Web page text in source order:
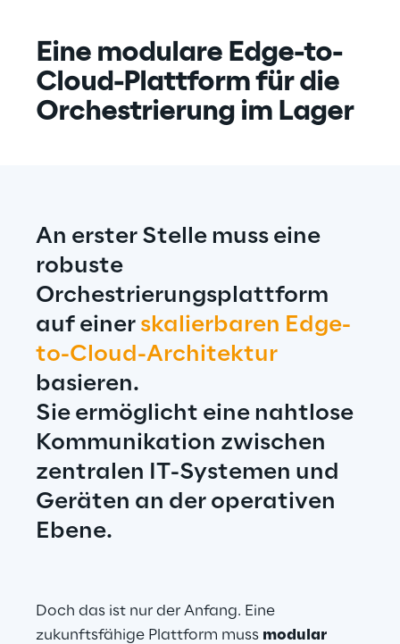
Eine modulare Edge-to-
Cloud-Plattform für die
Orchestrierung im Lager
An erster Stelle muss eine
robuste
Orchestrierungsplattform
auf einer skalierbaren Edge-
to-Cloud-Architektur
basieren.
Sie ermöglicht eine nahtlose
Kommunikation zwischen
zentralen IT-Systemen und
Geräten an der operativen
Ebene.
Doch das ist nur der Anfang. Eine
zukunftsfähige Plattform muss modular